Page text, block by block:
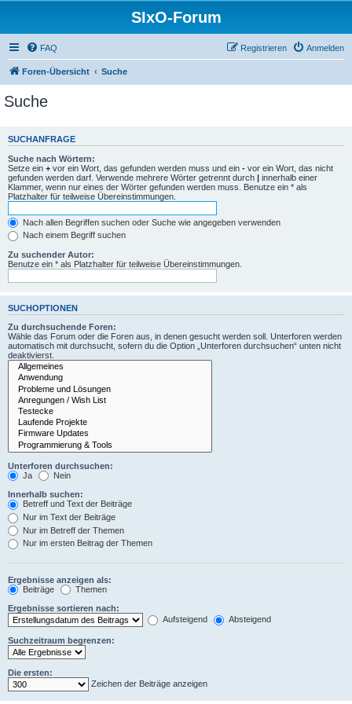
SIxO-Forum
FAQ Anmelden
Registrieren
Foren-Übersicht Suche
Suche
SUCHANFRAGE
Suche nach Wörtern:
Setze ein + vor ein Wort, das gefunden werden muss und ein - vor ein Wort, das nicht
gefunden werden darf. Verwende mehrere Wörter getrennt durch | innerhalb einer
Klammer, wenn nur eines der Wörter gefunden werden muss. Benutze ein * als
Platzhalter für teilweise Übereinstimmungen.
Nach allen Begriffen suchen oder Suche wie angegeben verwenden
Nach einem Begriff suchen
Zu suchender Autor:
Benutze ein * als Platzhalter für teilweise Übereinstimmungen.
SUCHOPTIONEN
Zu durchsuchende Foren:
Wähle das Forum oder die Foren aus, in denen gesucht werden soll. Unterforen werden
automatisch mit durchsucht, sofern du die Option „Unterforen durchsuchen“ unten nicht
deaktivierst.
Unterforen durchsuchen:
Ja
Nein
Innerhalb suchen:
Betreff und Text der Beiträge
Nur im Text der Beiträge
Nur im Betreff der Themen
Nur im ersten Beitrag der Themen
Ergebnisse anzeigen als:
Beiträge
Themen
Ergebnisse sortieren nach:
Aufsteigend
Absteigend
Suchzeitraum begrenzen:
Die ersten:
Zeichen der Beiträge anzeigen